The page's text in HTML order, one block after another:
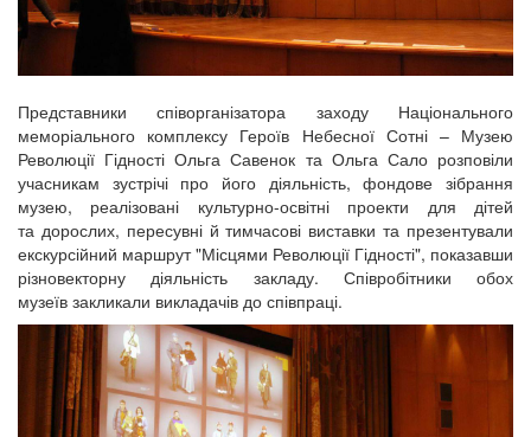
Представники співорганізатора заходу Національного
меморіального комплексу Героїв Небесної Сотні – Музею
Революції Гідності Ольга Савенок та Ольга Сало розповіли
учасникам зустрічі про його діяльність, фондове зібрання
музею, реалізовані культурно-освітні проекти для дітей
та дорослих, пересувні й тимчасові виставки та презентували
екскурсійний маршрут "Місцями Революції Гідності", показавши
різновекторну діяльність закладу. Співробітники обох
музеїв закликали викладачів до співпраці.